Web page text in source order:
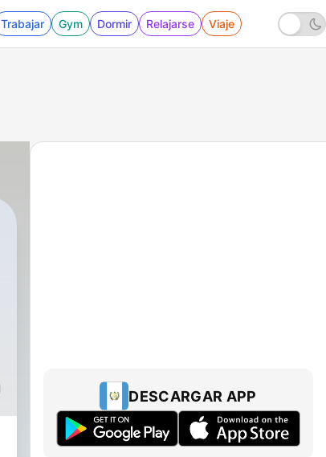
Trabajar Gym Dormir Relajarse Viaje
DESCARGAR APP